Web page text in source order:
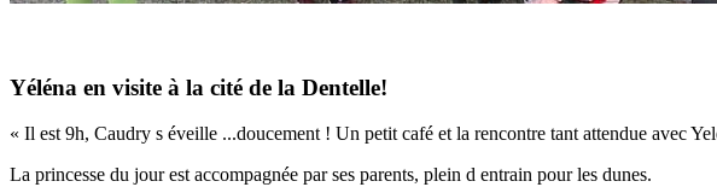
Yéléna en visite à la cité de la Dentelle!
« Il est 9h, Caudry s éveille ...doucement ! Un petit café et la rencontre tant attendue avec
La princesse du jour est accompagnée par ses parents, plein d entrain pour les dunes.